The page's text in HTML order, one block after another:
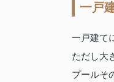
一戸
一戸建て
ただし大
プールそ